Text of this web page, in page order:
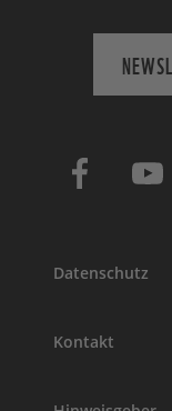
Datenschutz
Kontakt